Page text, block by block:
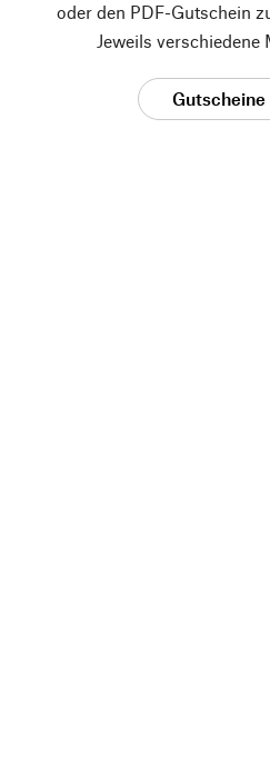
oder den PDF-Gutschein
Jeweils verschiedene
Gutscheine